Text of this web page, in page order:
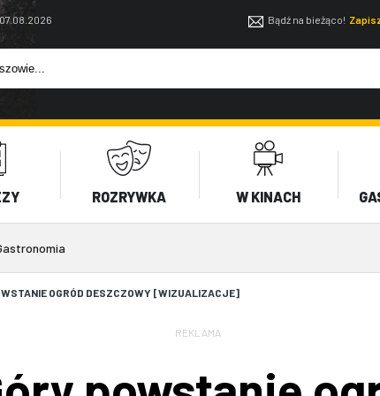
Bądź na bieżąco!
ROZRYWKA W KINACH
OGRÓD DESZCZOWY [WIZUALIZACJE]
REKLAMA